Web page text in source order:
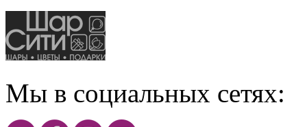
Мы в социальных сетях: